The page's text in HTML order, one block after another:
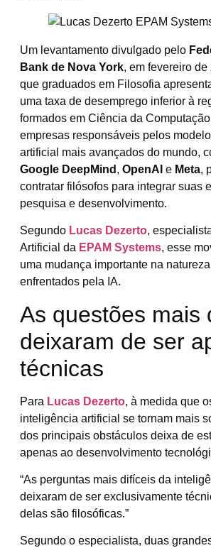
Um levantamento divulgado pelo
Bank de Nova York, em fevereiro
que graduados em Filosofia
uma taxa de desemprego inferior à
formados em Ciência da
empresas responsáveis pelos
artificial mais avançados do mundo,
Google DeepMind , OpenAI e Meta,
contratar filósofos para integrar suas
pesquisa e desenvolvimento.
Segundo Lucas Dezerto,
Artificial da EPAM Systems, esse
uma mudança importante na
enfrentados pela IA.
As questões mais
deixaram de ser
técnicas
Para Lucas Dezerto, à medida que
inteligência artificial se tornam mais
dos principais obstáculos deixa de
apenas ao desenvolvimento
“As perguntas mais difíceis da
deixaram de ser exclusivamente
delas são filosóficas.”
Segundo o especialista, duas